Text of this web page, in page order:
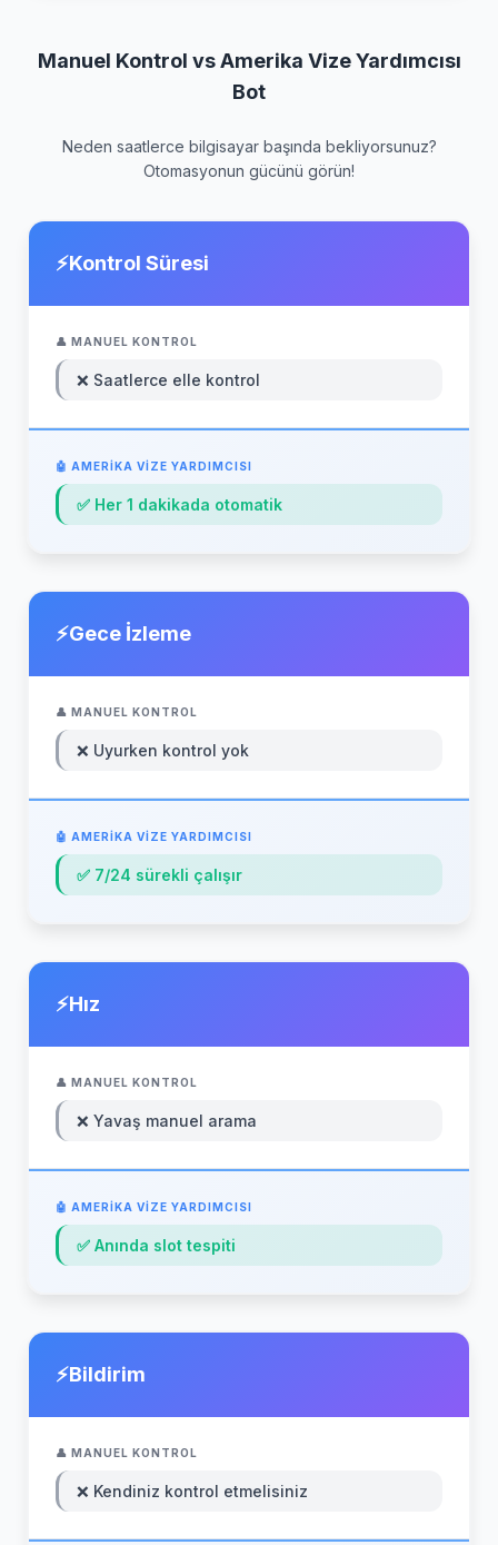
Manuel Kontrol vs Amerika Vize Yardımcısı
Bot
Neden saatlerce bilgisayar başında bekliyorsunuz?
Otomasyonun gücünü görün!
Kontrol Süresi
❌ Saatlerce elle kontrol
✅ Her 1 dakikada otomatik
Gece İzleme
❌ Uyurken kontrol yok
✅ 7/24 sürekli çalışır
Hız
❌ Yavaş manuel arama
✅ Anında slot tespiti
Bildirim
❌ Kendiniz kontrol etmelisiniz